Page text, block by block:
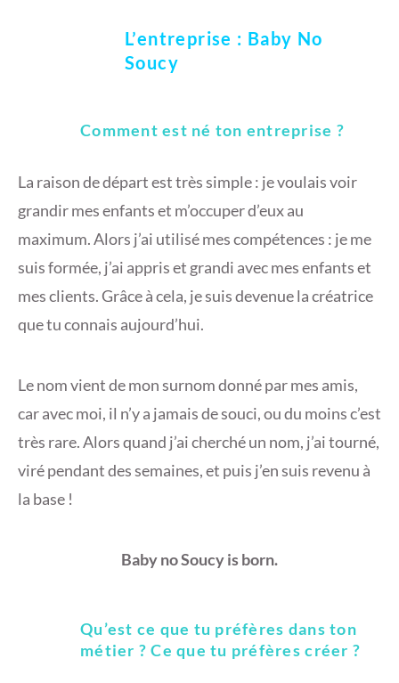
L’entreprise : Baby No
Soucy
Comment est né ton entreprise ?
La raison de départ est très simple : je voulais voir
grandir mes enfants et m’occuper d’eux au
maximum.Alors j’ai utilisé mes compétences : je me
suis formée, j’ai appris et grandi avec mes enfants et
mes clients. Grâce à cela, je suis devenue la créatrice
que tu connais aujourd’hui.
Le nom vient de mon surnom donné par mes amis,
car avec moi, il n’y a jamais de souci, ou du moins c’est
très rare. Alors quand j’ai cherché un nom, j’ai tourné,
viré pendant des semaines, et puis j’en suis revenu à
la base !
Baby no Soucy is born.
Qu’est ce que tu préfères dans ton
métier ? Ce que tu préfères créer ?